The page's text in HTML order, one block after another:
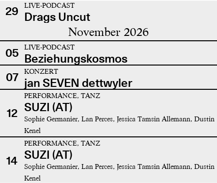
29
LIVE-PODCAST
Drags Uncut
November 2026
05 LIVE-PODCAST
Beziehungskosmos
07
KONZERT
jan SEVEN dettwyler
12
PERFORMANCE, TANZ
SUZI (AT)
Sophie Germanier, Lan Perces, Jessica Tamsin Allemann, Dustin
Kenel
14
PERFORMANCE, TANZ
SUZI (AT)
Sophie Germanier, Lan Perces, Jessica Tamsin Allemann, Dustin
Kenel